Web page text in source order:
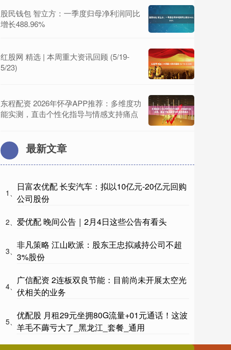
股民钱包 智立方：一季度归母净利润同比
增长488.96%
红股网 精选 | 本周重大资讯回顾 (5/19-
5/23)
东程配资 2026年怀孕APP推荐：多维度功
能实测，直击个性化指导与情感支持痛点
最新文章
1、
日富农优配 长安汽车：拟以10亿元-20亿元回购
公司股份
2、 爱优配 晚间公告｜2月4日这些公告有看头
3、
非凡策略 江山欧派：股东王忠拟减持公司不超
3%股份
4、
广信配资 2连板双良节能：目前尚未开展太空光
伏相关的业务
5、
优配股 月租29元坐拥80G流量+01元通话！这波
羊毛不薅亏大了_黑龙江_套餐_通用